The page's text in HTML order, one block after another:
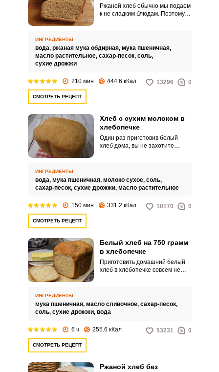
Ржаной хлеб обычно мы подаем
к не сладким блюдам. Поэтому
улучшать его вкус и усиливать
аромат.
ИНГРЕДИЕНТЫ
вода, ржаная мука обдирная, мука пшеничная,
масло растительное, сахар-песок, соль,
сухие дрожжи
210 мин 444.6 кКал 13296 0
СМОТРЕТЬ РЕЦЕПТ
Хлеб с сухим молоком в
хлебопечке
Один раз приготовив белый
хлеб дома, вы не захотите
хорошо держит форму.
ИНГРЕДИЕНТЫ
вода, мука пшеничная, молоко сухое, соль,
сахар-песок, сухие дрожжи, масло растительное
150 мин 331.2 кКал 10170 0
СМОТРЕТЬ РЕЦЕПТ
Белый хлеб на 750 грамм
в хлебопечке
Приготовить домашний белый
хлеб в хлебопечке совсем не
ИНГРЕДИЕНТЫ
мука пшеничная, масло сливочное, сахар-песок,
соль, сухие дрожжи, вода
6 ч 255.6 кКал 53231 0
СМОТРЕТЬ РЕЦЕПТ
Ржаной хлеб без